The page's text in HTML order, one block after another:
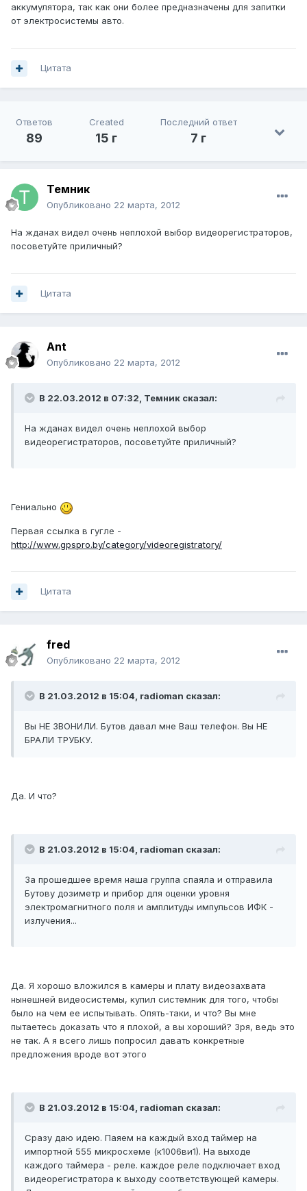
аккумулятора, так как они более предназначены для запитки
от электросистемы авто.
Цитата
Ответов
89
Created
15 г
Последний ответ
7 г
Темник
Опубликовано 22 марта, 2012
На жданах видел очень неплохой выбор видеорегистраторов,
посоветуйте приличный?
Цитата
Ant
Опубликовано 22 марта, 2012
В 22.03.2012 в 07:32, Темник сказал:
На жданах видел очень неплохой выбор
видеорегистраторов, посоветуйте приличный?
Гениально
Первая ссылка в гугле -
http://www.gpspro.by/category/videoregistratory/
Цитата
fred
Опубликовано 22 марта, 2012
В 21.03.2012 в 15:04, radioman сказал:
Вы НЕ ЗВОНИЛИ. Бутов давал мне Ваш телефон. Вы НЕ
БРАЛИ ТРУБКУ.
Да. И что?
В 21.03.2012 в 15:04, radioman сказал:
За прошедшее время наша группа спаяла и отправила
Бутову дозиметр и прибор для оценки уровня
электромагнитного поля и амплитуды импульсов ИФК -
излучения...
Да. Я хорошо вложился в камеры и плату видеозахвата
нынешней видеосистемы, купил системник для того, чтобы
было на чем ее испытывать. Опять-таки, и что? Вы мне
пытаетесь доказать что я плохой, а вы хороший? Зря, ведь это
не так. А я всего лишь попросил давать конкретные
предложения вроде вот этого
В 21.03.2012 в 15:04, radioman сказал:
Сразу даю идею. Паяем на каждый вход таймер на
импортной 555 микросхеме (к1006ви1). На выходе
каждого таймера - реле. каждое реле подключает вход
видеорегистратора к выходу соответствующей камеры.